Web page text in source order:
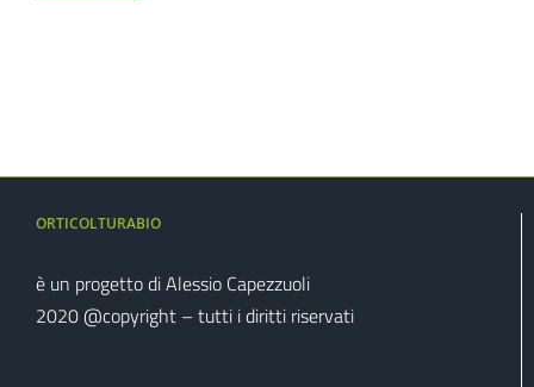
ORTICOLTURABIO
è un progetto di Alessio Capezzuoli
2020 @copyright – tutti i diritti riservati